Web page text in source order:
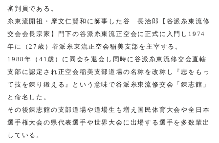
審判員である。
糸東流開祖・摩文仁賢和に師事した谷 長治郎【谷派糸東流修
交会会長宗家】門下の谷派糸東流正空会に正式に入門し1974
年に（27歳）谷派糸東流正空会稲美支部を主宰する。
1988年（41歳）に同会を退会し同時に谷派糸東流修交会直轄
支部に認定され正空会稲美支部道場の名称を改称し『志をもっ
て技を錬り鍛える』という意味で谷派糸東流修交会「錬志館」
と命名した。
その後錬志館の支部道場や道場生も増え国民体育大会や全日本
選手権大会の県代表選手や世界大会に出場する選手を多数輩出
している。